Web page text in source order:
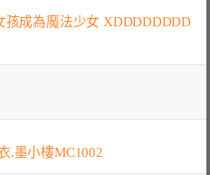
孩成為魔法少女 XDDDDDDDD
.墨小樓MC1002